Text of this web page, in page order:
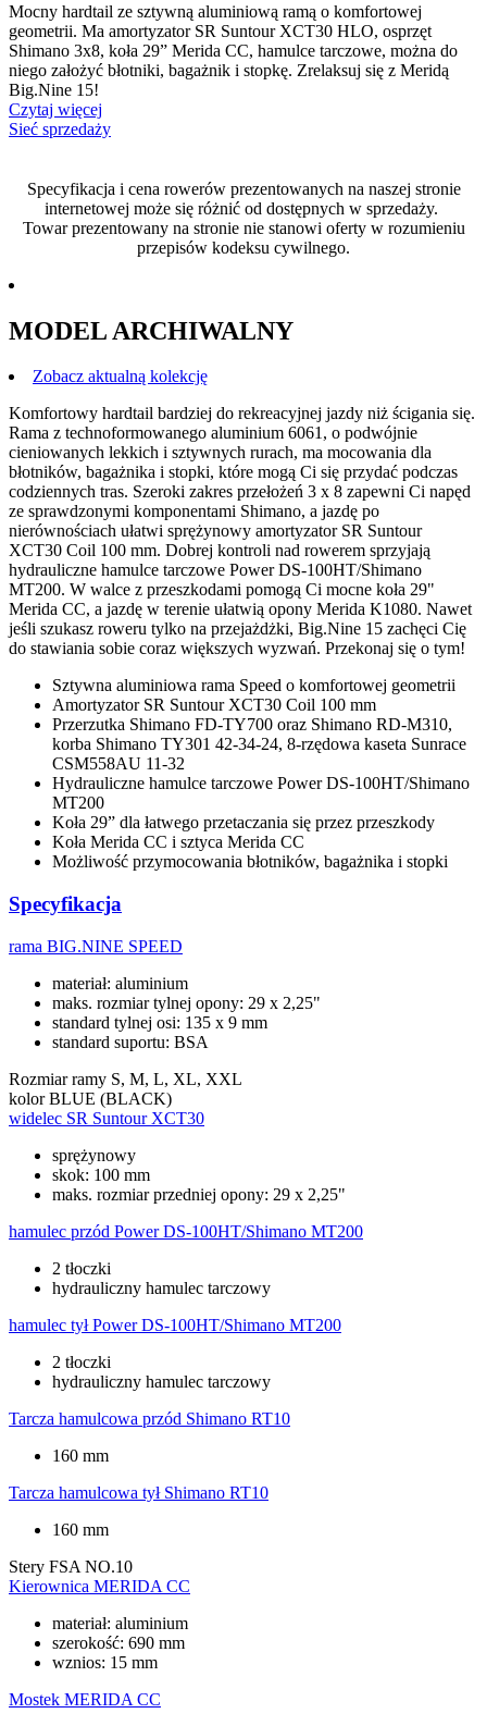
Mocny hardtail ze sztywną aluminiową ramą o komfortowej
geometrii. Ma amortyzator SR Suntour XCT30 HLO, osprzęt
Shimano 3x8, koła 29” Merida CC, hamulce tarczowe, można do
niego założyć błotniki, bagażnik i stopkę. Zrelaksuj się z Meridą
Big.Nine 15!
Czytaj więcej
Sieć sprzedaży
Specyfikacja i cena rowerów prezentowanych na naszej stronie
internetowej może się różnić od dostępnych w sprzedaży.
Towar prezentowany na stronie nie stanowi oferty w rozumieniu
przepisów kodeksu cywilnego.
MODEL ARCHIWALNY
Zobacz aktualną kolekcję
Komfortowy hardtail bardziej do rekreacyjnej jazdy niż ścigania się.
Rama z technoformowanego aluminium 6061, o podwójnie
cieniowanych lekkich i sztywnych rurach, ma mocowania dla
błotników, bagażnika i stopki, które mogą Ci się przydać podczas
codziennych tras. Szeroki zakres przełożeń 3 x 8 zapewni Ci napęd
ze sprawdzonymi komponentami Shimano, a jazdę po
nierównościach ułatwi sprężynowy amortyzator SR Suntour
XCT30 Coil 100 mm. Dobrej kontroli nad rowerem sprzyjają
hydrauliczne hamulce tarczowe Power DS-100HT/Shimano
MT200. W walce z przeszkodami pomogą Ci mocne koła 29"
Merida CC, a jazdę w terenie ułatwią opony Merida K1080. Nawet
jeśli szukasz roweru tylko na przejażdżki, Big.Nine 15 zachęci Cię
do stawiania sobie coraz większych wyzwań. Przekonaj się o tym!
Sztywna aluminiowa rama Speed o komfortowej geometrii
Amortyzator SR Suntour XCT30 Coil 100 mm
Przerzutka Shimano FD-TY700 oraz Shimano RD-M310,
korba Shimano TY301 42-34-24, 8-rzędowa kaseta Sunrace
CSM558AU 11-32
Hydrauliczne hamulce tarczowe Power DS-100HT/Shimano
MT200
Koła 29” dla łatwego przetaczania się przez przeszkody
Koła Merida CC i sztyca Merida CC
Możliwość przymocowania błotników, bagażnika i stopki
Specyfikacja
rama BIG.NINE SPEED
materiał: aluminium
maks. rozmiar tylnej opony: 29 x 2,25"
standard tylnej osi: 135 x 9 mm
standard suportu: BSA
Rozmiar ramy S, M, L, XL, XXL
kolor BLUE (BLACK)
widelec SR Suntour XCT30
sprężynowy
skok: 100 mm
maks. rozmiar przedniej opony: 29 x 2,25"
hamulec przód Power DS-100HT/Shimano MT200
2 tłoczki
hydrauliczny hamulec tarczowy
hamulec tył Power DS-100HT/Shimano MT200
2 tłoczki
hydrauliczny hamulec tarczowy
Tarcza hamulcowa przód Shimano RT10
160 mm
Tarcza hamulcowa tył Shimano RT10
160 mm
Stery FSA NO.10
Kierownica MERIDA CC
materiał: aluminium
szerokość: 690 mm
wznios: 15 mm
Mostek MERIDA CC